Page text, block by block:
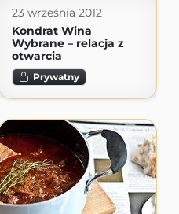
23 września 2012
Kondrat Wina
Wybrane – relacja z
otwarcia
Prywatny